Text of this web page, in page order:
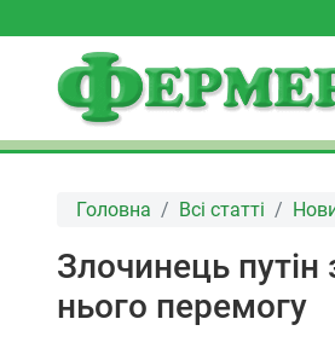
Головна Всі статті
Злочинець
нього перемогу